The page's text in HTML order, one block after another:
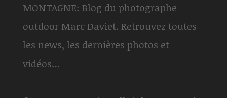
MONTAGNE: Blog du photographe
outdoor Marc Daviet. Retrouvez toutes
les news, les dernières photos et
vidéos…